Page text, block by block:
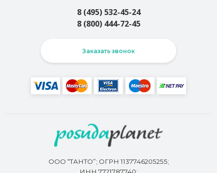
8 (495) 532-45-24
8 (800) 444-72-45
Заказать звонок
ООО “ТАНТО”; ОГРН 1137746205255;